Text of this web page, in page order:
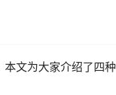
文为大家介绍了四